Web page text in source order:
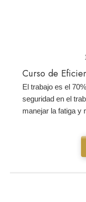
Curso de
El trabajo es el
seguridad en el
manejar la fatiga y